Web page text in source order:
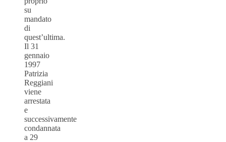
su
mandato
di
quest’ultima.
Il 31
gennaio
1997
Patrizia
Reggiani
viene
arrestata
e
successivamente
condannata
a 29